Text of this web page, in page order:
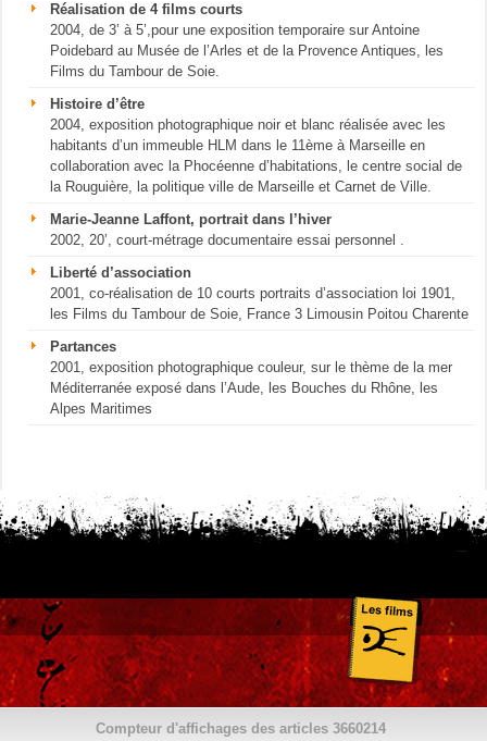
Réalisation de 4 films courts
2004, de 3’ à 5’,pour une exposition temporaire sur Antoine
Poidebard au Musée de l’Arles et de la Provence Antiques, les
Films du Tambour de Soie.
Histoire d’être
2004, exposition photographique noir et blanc réalisée avec les
habitants d’un immeuble HLM dans le 11ème à Marseille en
collaboration avec la Phocéenne d’habitations, le centre social de
la Rouguière, la politique ville de Marseille et Carnet de Ville.
Marie-Jeanne Laffont, portrait dans l’hiver
2002, 20’, court-métrage documentaire essai personnel .
Liberté d’association
2001, co-réalisation de 10 courts portraits d’association loi 1901,
les Films du Tambour de Soie, France 3 Limousin Poitou Charente
Partances
2001, exposition photographique couleur, sur le thème de la mer
Méditerranée exposé dans l’Aude, les Bouches du Rhône, les
Alpes Maritimes
Compteur d'affichages des articles 3660214